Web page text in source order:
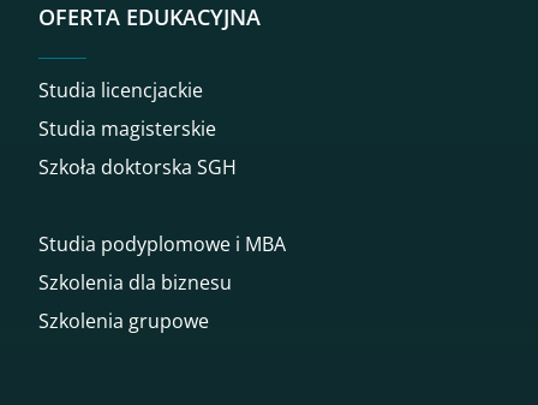
OFERTA EDUKACYJNA
Studia licencjackie
Studia magisterskie
Szkoła doktorska SGH
Studia podyplomowe i MBA
Szkolenia dla biznesu
Szkolenia grupowe